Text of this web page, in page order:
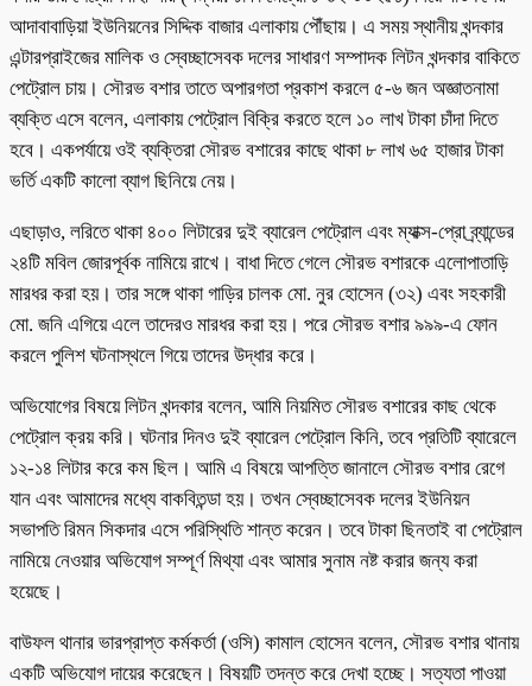
আদাবাবাড়িয়া ইউনিয়নের সিদ্দিক বাজার এলাকায় পৌঁছায়। এ সময় স্থানীয় খন্দকার
এন্টারপ্রাইজের মালিক ও স্বেচ্ছাসেবক দলের সাধারণ সম্পাদক লিটন খন্দকার বাকিতে
পেট্রোল চায়। সৌরভ বশার তাতে অপারগতা প্রকাশ করলে ৫-৬ জন অজ্ঞাতনামা
ব্যক্তি এসে বলেন, এলাকায় পেট্রোল বিক্রি করতে হলে ১০ লাখ টাকা চাঁদা দিতে
হবে। একপর্যায়ে ওই ব্যক্তিরা সৌরভ বশারের কাছে থাকা ৮ লাখ ৬৫ হাজার টাকা
ভর্তি একটি কালো ব্যাগ ছিনিয়ে নেয়।
এছাড়াও, লরিতে থাকা ৪০০ লিটারের দুই ব্যারেল পেট্রোল এবং ম্যাক্স-প্রো ব্র্যান্ডের
২৪টি মবিল জোরপূর্বক নামিয়ে রাখে। বাধা দিতে গেলে সৌরভ বশারকে এলোপাতাড়ি
মারধর করা হয়। তার সঙ্গে থাকা গাড়ির চালক মো. নুর হোসেন (৩২) এবং সহকারী
মো. জনি এগিয়ে এলে তাদেরও মারধর করা হয়। পরে সৌরভ বশার ৯৯৯-এ ফোন
করলে পুলিশ ঘটনাস্থলে গিয়ে তাদের উদ্ধার করে।
অভিযোগের বিষয়ে লিটন খন্দকার বলেন, আমি নিয়মিত সৌরভ বশারের কাছ থেকে
পেট্রোল ক্রয় করি। ঘটনার দিনও দুই ব্যারেল পেট্রোল কিনি, তবে প্রতিটি ব্যারেলে
১২-১৪ লিটার করে কম ছিল। আমি এ বিষয়ে আপত্তি জানালে সৌরভ বশার রেগে
যান এবং আমাদের মধ্যে বাকবিতন্ডা হয়। তখন স্বেচ্ছাসেবক দলের ইউনিয়ন
সভাপতি রিমন সিকদার এসে পরিস্থিতি শান্ত করেন। তবে টাকা ছিনতাই বা পেট্রোল
নামিয়ে নেওয়ার অভিযোগ সম্পূর্ণ মিথ্যা এবং আমার সুনাম নষ্ট করার জন্য করা
হয়েছে।
বাউফল থানার ভারপ্রাপ্ত কর্মকর্তা (ওসি) কামাল হোসেন বলেন, সৌরভ বশার থানায়
একটি অভিযোগ দায়ের করেছেন। বিষয়টি তদন্ত করে দেখা হচ্ছে। সত্যতা পাওয়া